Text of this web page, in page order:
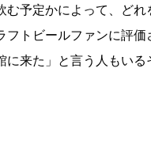
む予定かによって、ど
フトビールファンに評
来た」と言う人もいる